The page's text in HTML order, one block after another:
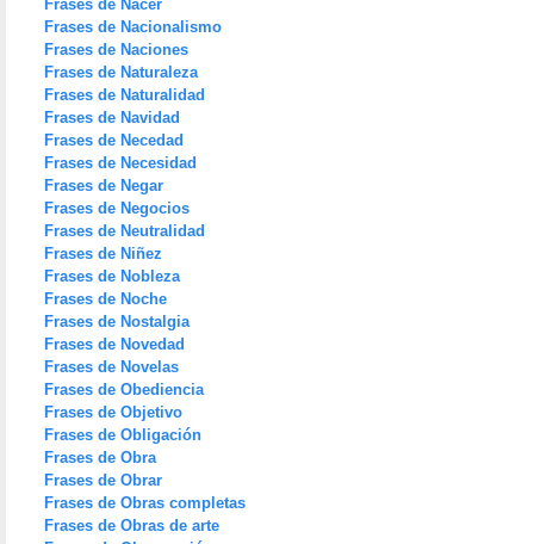
Frases de Nacer
Frases de Nacionalismo
Frases de Naciones
Frases de Naturaleza
Frases de Naturalidad
Frases de Navidad
Frases de Necedad
Frases de Necesidad
Frases de Negar
Frases de Negocios
Frases de Neutralidad
Frases de Niñez
Frases de Nobleza
Frases de Noche
Frases de Nostalgia
Frases de Novedad
Frases de Novelas
Frases de Obediencia
Frases de Objetivo
Frases de Obligación
Frases de Obra
Frases de Obrar
Frases de Obras completas
Frases de Obras de arte